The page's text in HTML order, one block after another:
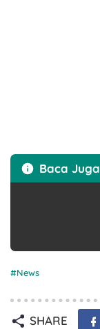
Baca Juga
News
SHARE